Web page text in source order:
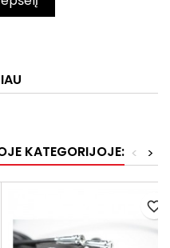
KATEGORIJOJE: >
<
favorite_border